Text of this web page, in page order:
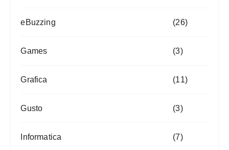
eBuzzing (26)
Games (3)
Grafica (11)
Gusto (3)
Informatica (7)